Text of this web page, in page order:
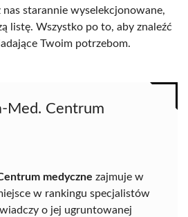
nas starannie wyselekcjonowane,
listę. Wszystko po to, aby znaleźć
Twoim potrzebom.
Med. Centrum
medyczne zajmuje w
w rankingu specjalistów
o jej ugruntowanej